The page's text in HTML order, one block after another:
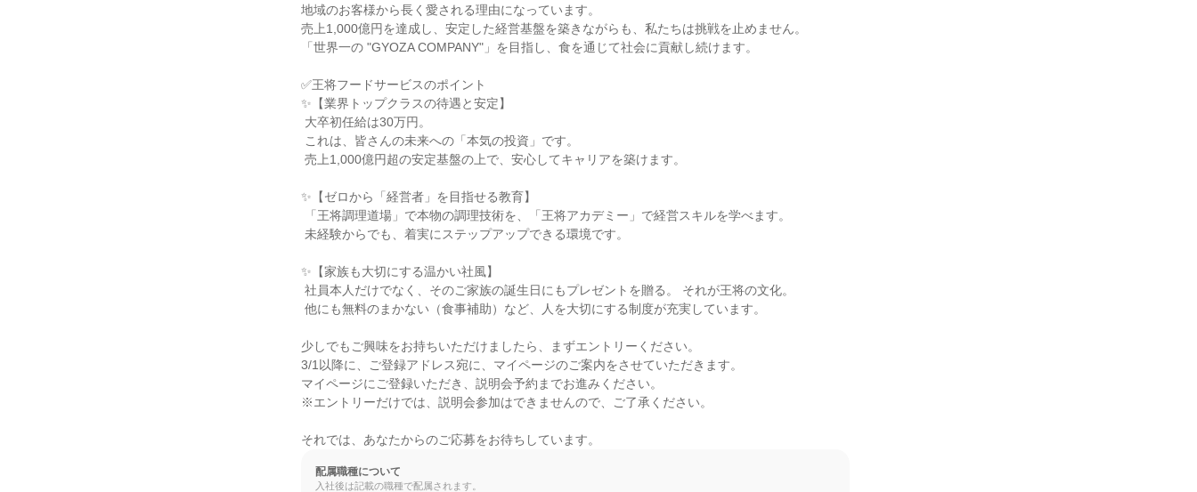
地域のお客様から長く愛される理由になっています。
売上1,000億円を達成し、安定した経営基盤を築きながらも、私たちは挑戦を止めません。
「世界一の "GYOZA COMPANY"」を目指し、食を通じて社会に貢献し続けます。
✅王将フードサービスのポイント
✨【業界トップクラスの待遇と安定】
✨【ゼロから「経営者」を目指せる教育】
✨【家族も大切にする温かい社風】
少しでもご興味をお持ちいただけましたら、まずエントリーください。
3/1以降に、ご登録アドレス宛に、マイページのご案内をさせていただきます。
マイページにご登録いただき、説明会予約までお進みください。
※エントリーだけでは、説明会参加はできませんので、ご了承ください。
それでは、あなたからのご応募をお待ちしています。
配属職種について
入社後は記載の職種で配属されます。